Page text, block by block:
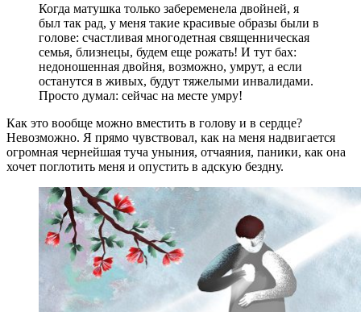
Когда матушка только забеременела двойней, я
был так рад, у меня такие красивые образы были в
голове: счастливая многодетная священническая
семья, близнецы, будем еще рожать! И тут бах:
недоношенная двойня, возможно, умрут, а если
останутся в живых, будут тяжелыми инвалидами.
Просто думал: сейчас на месте умру!
Как это вообще можно вместить в голову и в сердце?
Невозможно. Я прямо чувствовал, как на меня надвигается
огромная чернейшая туча уныния, отчаяния, паники, как она
хочет поглотить меня и опустить в адскую бездну.